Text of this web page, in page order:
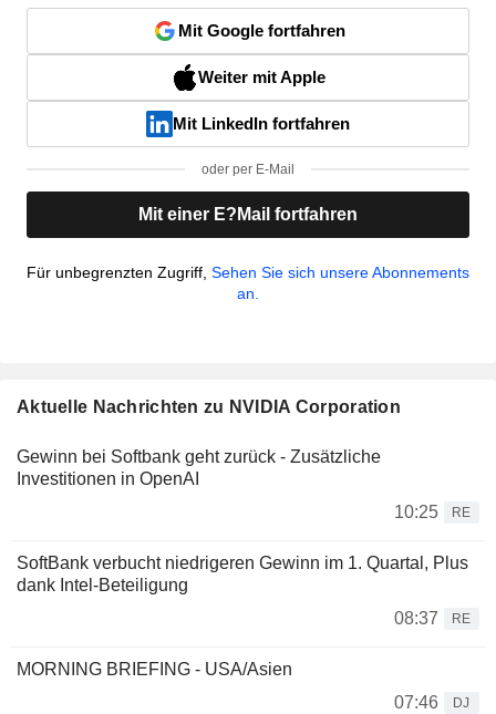
Mit Google fortfahren
Weiter mit Apple
Mit LinkedIn fortfahren
oder per E-Mail
Mit einer E?Mail fortfahren
Für unbegrenzten Zugriff, Sehen Sie sich unsere Abonnements
an.
Aktuelle Nachrichten zu NVIDIA Corporation
Gewinn bei Softbank geht zurück - Zusätzliche
Investitionen in OpenAI
10:25
RE
SoftBank verbucht niedrigeren Gewinn im 1. Quartal, Plus
dank Intel-Beteiligung
08:37
RE
MORNING BRIEFING - USA/Asien
07:46
DJ